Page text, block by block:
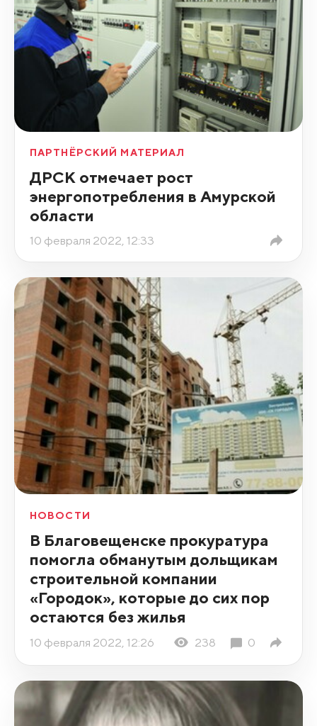
ПАРТНЁРСКИЙ МАТЕРИАЛ
ДРСК отмечает рост
энергопотребления в Амурской
области
10 февраля 2022, 12:33
НОВОСТИ
В Благовещенске прокуратура
помогла обманутым дольщикам
строительной компании
«Городок», которые до сих пор
остаются без жилья
10 февраля 2022, 12:26 238 0